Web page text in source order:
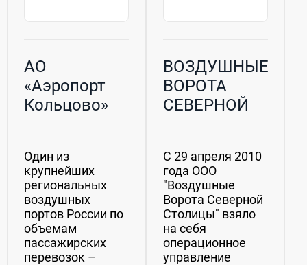
АО
«Аэропорт
Кольцово»
Один из
крупнейших
региональных
воздушных
портов России по
объемам
пассажирских
перевозок –
ВОЗДУШНЫЕ
ВОРОТА
СЕВЕРНОЙ
С 29 апреля 2010
года ООО
"Воздушные
Ворота Северной
Столицы" взяло
на себя
операционное
управление